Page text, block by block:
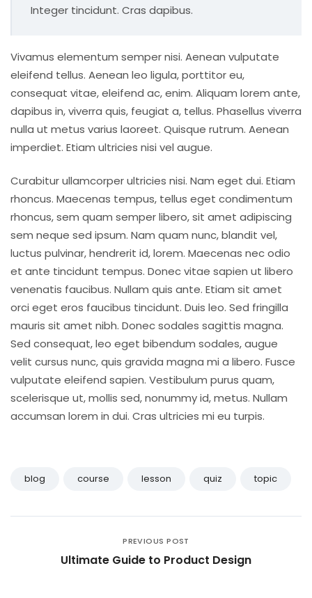
Integer tincidunt. Cras dapibus.
Vivamus elementum semper nisi. Aenean vulputate
eleifend tellus. Aenean leo ligula, porttitor eu,
consequat vitae, eleifend ac, enim. Aliquam lorem ante,
dapibus in, viverra quis, feugiat a, tellus. Phasellus viverra
nulla ut metus varius laoreet. Quisque rutrum. Aenean
imperdiet. Etiam ultricies nisi vel augue.
Curabitur ullamcorper ultricies nisi. Nam eget dui. Etiam
rhoncus. Maecenas tempus, tellus eget condimentum
rhoncus, sem quam semper libero, sit amet adipiscing
sem neque sed ipsum. Nam quam nunc, blandit vel,
luctus pulvinar, hendrerit id, lorem. Maecenas nec odio
et ante tincidunt tempus. Donec vitae sapien ut libero
venenatis faucibus. Nullam quis ante. Etiam sit amet
orci eget eros faucibus tincidunt. Duis leo. Sed fringilla
mauris sit amet nibh. Donec sodales sagittis magna.
Sed consequat, leo eget bibendum sodales, augue
velit cursus nunc, quis gravida magna mi a libero. Fusce
vulputate eleifend sapien. Vestibulum purus quam,
scelerisque ut, mollis sed, nonummy id, metus. Nullam
accumsan lorem in dui. Cras ultricies mi eu turpis.
blog course lesson quiz topic
PREVIOUS POST
Ultimate Guide to Product Design